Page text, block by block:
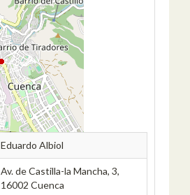
Eduardo Albiol
Av. de Castilla-la Mancha, 3,
16002 Cuenca